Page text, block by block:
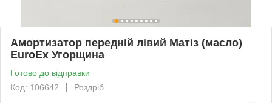
Амортизатор передній лівий Матіз (масло)
EuroEx Угорщина
Готово до відправки
Код: 106642
Роздріб